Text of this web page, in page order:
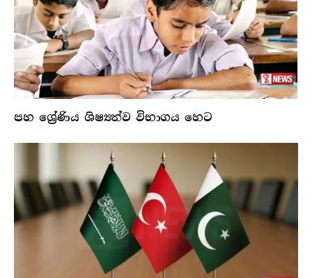
පහ ශ්‍රේණිය ශිෂ්‍යත්ව විභාගය හෙට